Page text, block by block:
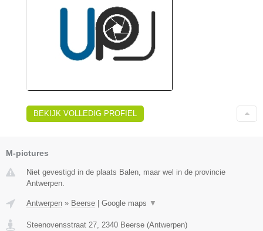
BEKIJK VOLLEDIG PROFIEL
M-pictures
Niet gevestigd in de plaats Balen, maar wel in de provincie
Antwerpen.
Antwerpen » Beerse Google maps ▼
Steenovensstraat 27, 2340 Beerse (Antwerpen)